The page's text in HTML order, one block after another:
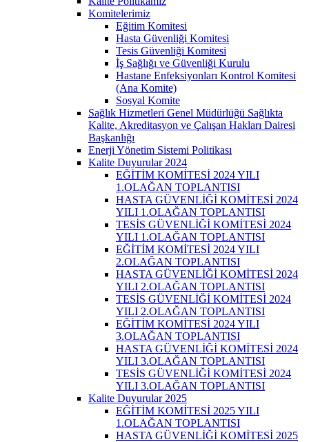
Komitelerimiz
Eğitim Komitesi
Hasta Güvenliği Komitesi
Tesis Güvenliği Komitesi
İş Sağlığı ve Güvenliği Kurulu
Hastane Enfeksiyonları Kontrol Komitesi
(Ana Komite)
Sosyal Komite
Sağlık Hizmetleri Genel Müdürlüğü Sağlıkta
Kalite, Akreditasyon ve Çalışan Hakları Dairesi
Başkanlığı
Enerji Yönetim Sistemi Politikası
Kalite Duyurular 2024
EĞİTİM KOMİTESİ 2024 YILI
1.OLAĞAN TOPLANTISI
HASTA GÜVENLİĞİ KOMİTESİ 2024
YILI 1.OLAĞAN TOPLANTISI
TESİS GÜVENLİĞİ KOMİTESİ 2024
YILI 1.OLAĞAN TOPLANTISI
EĞİTİM KOMİTESİ 2024 YILI
2.OLAĞAN TOPLANTISI
HASTA GÜVENLİĞİ KOMİTESİ 2024
YILI 2.OLAĞAN TOPLANTISI
TESİS GÜVENLİĞİ KOMİTESİ 2024
YILI 2.OLAĞAN TOPLANTISI
EĞİTİM KOMİTESİ 2024 YILI
3.OLAĞAN TOPLANTISI
HASTA GÜVENLİĞİ KOMİTESİ 2024
YILI 3.OLAĞAN TOPLANTISI
TESİS GÜVENLİĞİ KOMİTESİ 2024
YILI 3.OLAĞAN TOPLANTISI
Kalite Duyurular 2025
EĞİTİM KOMİTESİ 2025 YILI
1.OLAĞAN TOPLANTISI
HASTA GÜVENLİĞİ KOMİTESİ 2025